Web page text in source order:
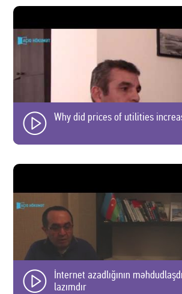
Why did prices of utilities
İnternet azadlığının
lazımdır